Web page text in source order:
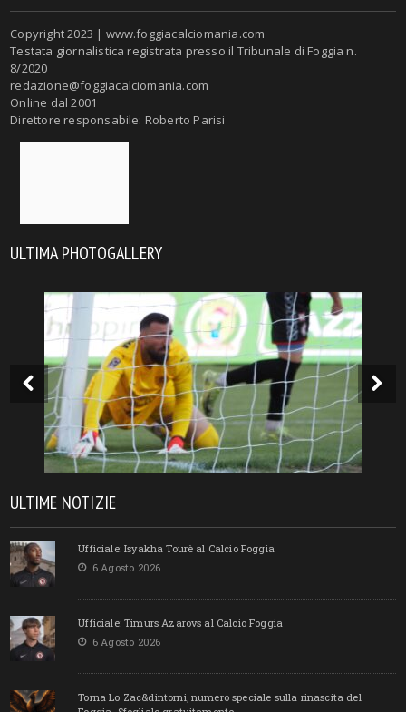
Copyright 2023 | www.foggiacalciomania.com
Testata giornalistica registrata presso il Tribunale di Foggia n.
8/2020
redazione@foggiacalciomania.com
Online dal 2001
Direttore responsabile: Roberto Parisi
ULTIMA PHOTOGALLERY
ULTIME NOTIZIE
Ufficiale: Isyakha Tourè al Calcio Foggia
6 Agosto 2026
Ufficiale: Timurs Azarovs al Calcio Foggia
6 Agosto 2026
Torna Lo Zac&dintorni, numero speciale sulla rinascita del